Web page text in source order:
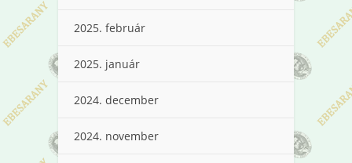
2025. február
2025. január
2024. december
2024. november